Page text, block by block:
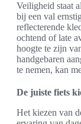
Veiligheid staat
bij een val
reflecterende
ochtend of late
hoogte te zijn
handgebaren
te nemen, kan
De juiste fiets
Het kiezen van